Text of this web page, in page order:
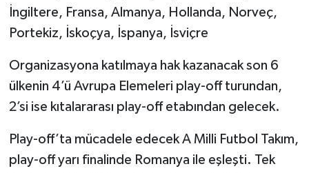
İngiltere, Fransa, Almanya, Hollanda, Norveç,
Portekiz, İskoçya, İspanya, İsviçre
Organizasyona katılmaya hak kazanacak son 6
ülkenin 4’ü Avrupa Elemeleri play-off turundan,
2’si ise kıtalararası play-off etabından gelecek.
Play-off’ta mücadele edecek A Milli Futbol Takım,
play-off yarı finalinde Romanya ile eşleşti. Tek